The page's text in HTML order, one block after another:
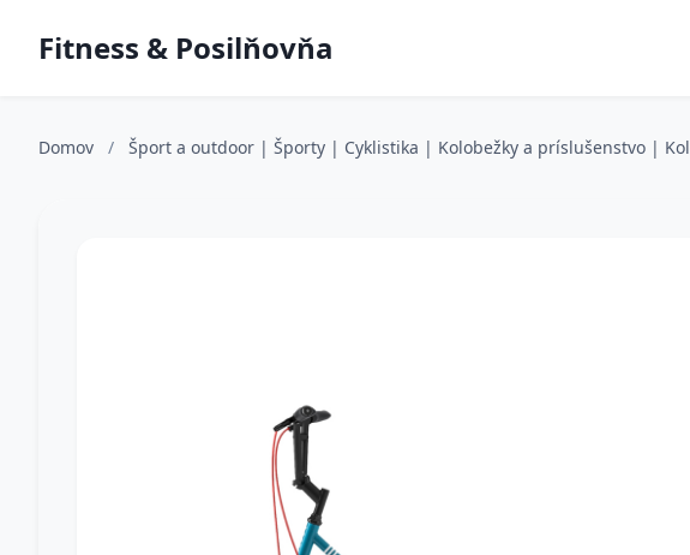
Fitness & Posilňovňa
Domov / Šport a outdoor | Športy | Cyklistika | Kolobežky a príslušenstvo |